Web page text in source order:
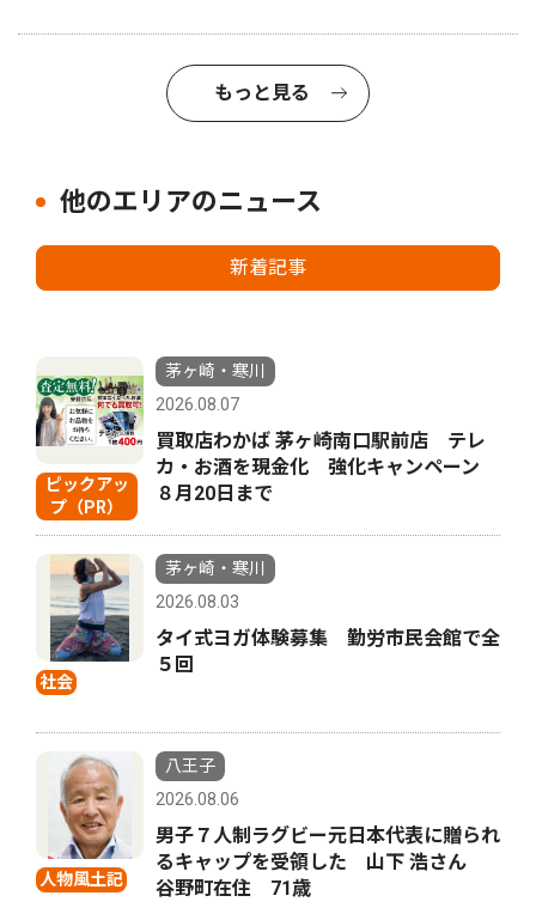
もっと見る
他のエリアのニュース
新着記事
ピックアッ
プ（PR）
茅ヶ崎・寒川
2026.08.07
買取店わかば 茅ヶ崎南口駅前店 テレ
カ・お酒を現金化 強化キャンペーン
８月20日まで
社会
茅ヶ崎・寒川
2026.08.03
タイ式ヨガ体験募集 勤労市民会館で全
５回
人物風土記
八王子
2026.08.06
男子７人制ラグビー元日本代表に贈られ
るキャップを受領した 山下 浩さん
谷野町在住 71歳